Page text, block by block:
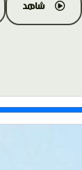
شاهد